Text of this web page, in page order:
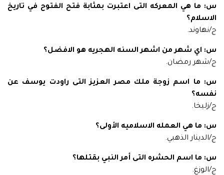
س: ما هي المعركه التى اعتبرت بمثابة فتح الفتوح في تاريخ
الاسلام؟
ج/نهاوند.
س: اي شهر من اشهر السنه الهجريه هو الافضل؟
ج/شهر رمضان.
س: ما اسم زوجة ملك مصر العزيز التى راودت يوسف عن
نفسه؟
ج/زليخا.
س: ما هي العمله الاسلاميه الأولى؟
ج/الدينار الذهبي.
س: ما اسم الحشره التى أمر النبي بقتلها؟
ج/الوزغ.